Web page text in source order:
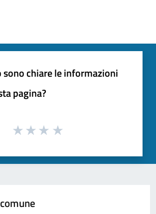
sono chiare le informazioni
pagina?